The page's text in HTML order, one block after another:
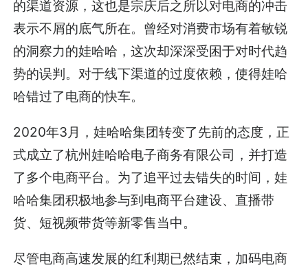
的渠道资源，这也是宗庆后之所以对电商的冲击
表示不屑的底气所在。曾经对消费市场有着敏锐
的洞察力的娃哈哈，这次却深深受困于对时代趋
势的误判。对于线下渠道的过度依赖，使得娃哈
哈错过了电商的快车。
2020年3月，娃哈哈集团转变了先前的态度，正
式成立了杭州娃哈哈电子商务有限公司，并打造
了多个电商平台。为了追平过去错失的时间，娃
哈哈集团积极地参与到电商平台建设、直播带
货、短视频带货等新零售当中。
尽管电商高速发展的红利期已然结束，加码电商